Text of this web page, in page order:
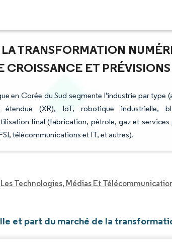
TRANSFORMATION
CROISSANCE ET
en Corée du Sud segmente l'industrie par type
(XR), IoT, robotique industrielle,
final (fabrication, pétrole, gaz et
télécommunications et IT, et autres).
Technologies, Médias Et
et part du marché de la